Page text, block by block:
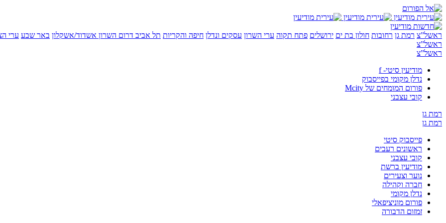
ראשל”צ רמת גן רחובות חולון בת ים ירושלים פתח תקוה ערי השרון עסקים ונדלן חיפה והקריות תל אביב דרום השרון אשדוד/אשקלון באר שבע ערי
ראשל”צ
ראשל”צ
מודיעין סיטי- f
נדלן מקומי בפייסבוק
פורום המומחים של Mcity
קובי עצבני
רמת גן
רמת גן
פייסבוק סיטי
ראשונים רעבים
קובי עצבני
מודיעין ברשת
נוער וצעירים
חברה וקהילה
נדלן מקומי
פורום מוניציפאלי
זמזום הדבורה